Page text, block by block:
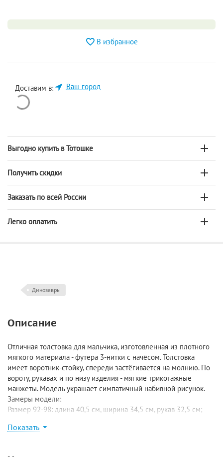
В избранное
Доставим в: Ваш город
Выгодно купить в Тотошке
Получить скидки
Заказать по всей России
Легко оплатить
Динозавры
Описание
Отличная толстовка для мальчика, изготовленная из плотного
мягкого материала - футера 3-нитки с начёсом. Толстовка
имеет воротник-стойку, спереди застёгивается на молнию. По
вороту, рукавах и по низу изделия - мягкие трикотажные
манжеты. Модель украшает симпатичный набивной рисунок.
Замеры модели:
Размер 92-98: длина 40,5 см, ширина 34,5 см, рукав 32,5 см;
Размер 110-116: длина 46 см, ширина 39 см, рукав 40 см;
Показать